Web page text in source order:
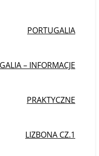
PORTUGALIA
– INFORMACJE
PRAKTYCZNE
LIZBONA CZ.1